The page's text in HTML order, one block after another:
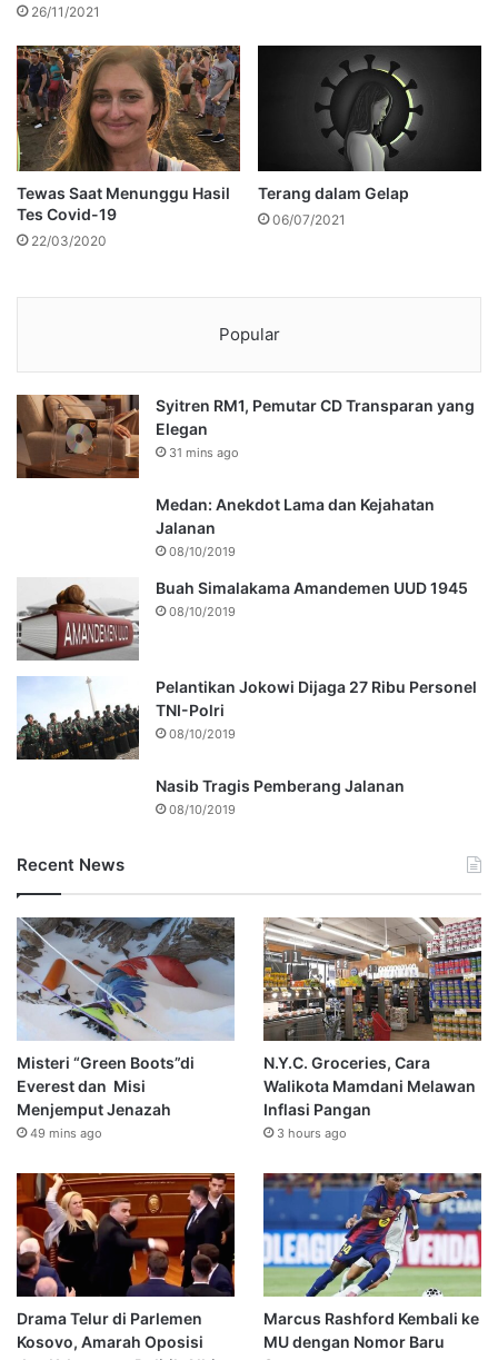
26/11/2021
Tewas Saat Menunggu Hasil
Tes Covid-19
22/03/2020
Terang dalam Gelap
06/07/2021
Popular
Syitren RM1, Pemutar CD Transparan yang
Elegan
31 mins ago
Medan: Anekdot Lama dan Kejahatan
Jalanan
08/10/2019
Buah Simalakama Amandemen UUD 1945
08/10/2019
Pelantikan Jokowi Dijaga 27 Ribu Personel
TNI-Polri
08/10/2019
Nasib Tragis Pemberang Jalanan
08/10/2019
Recent News
Misteri “Green Boots”di
Everest dan Misi
Menjemput Jenazah
49 mins ago
N.Y.C. Groceries, Cara
Walikota Mamdani Melawan
Inflasi Pangan
3 hours ago
Drama Telur di Parlemen
Kosovo, Amarah Oposisi
Marcus Rashford Kembali ke
MU dengan Nomor Baru